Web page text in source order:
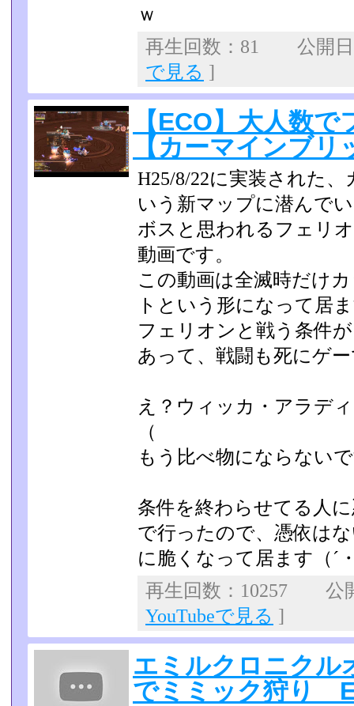
ｗ
再生回数：81 公開
で見る ]
【ECO】大人数
【カーマインブリ
H25/8/22に実装された
いう新マップに潜んで
ボスと思われるフェリ
動画です。
この動画は全滅時だけ
トという形になって居
フェリオンと戦う条件
あって、戦闘も死にゲ
え？ウィッカ・アラデ
（
もう比べ物にならない
条件を終わらせてる人
で行ったので、憑依は
に脆くなって居ます（´
再生回数：10257 公
YouTubeで見る ]
エミルクロニク
でミミック狩り